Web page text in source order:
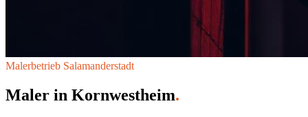
Malerbetrieb Salamanderstadt
Maler in Kornwestheim.